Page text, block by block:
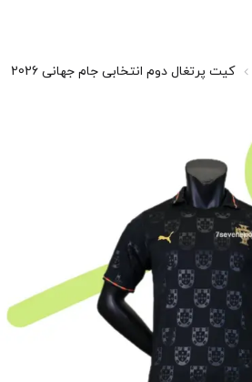
کیت پرتغال دوم انتخابی جام جهانی 2026